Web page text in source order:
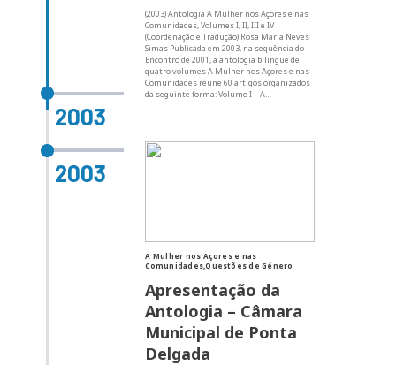
2003
(2003) Antologia A Mulher nos Açores e nas
Comunidades, Volumes I, II, III e IV
(Coordenação e Tradução) Rosa Maria Neves
Simas Publicada em 2003, na sequência do
Encontro de 2001, a antologia bilingue de
quatro volumes A Mulher nos Açores e nas
Comunidades reúne 60 artigos organizados
da seguinte forma: Volume I – A…
2003
A Mulher nos Açores e nas
Comunidades,Questões de Género
Apresentação da
Antologia – Câmara
Municipal de Ponta
Delgada